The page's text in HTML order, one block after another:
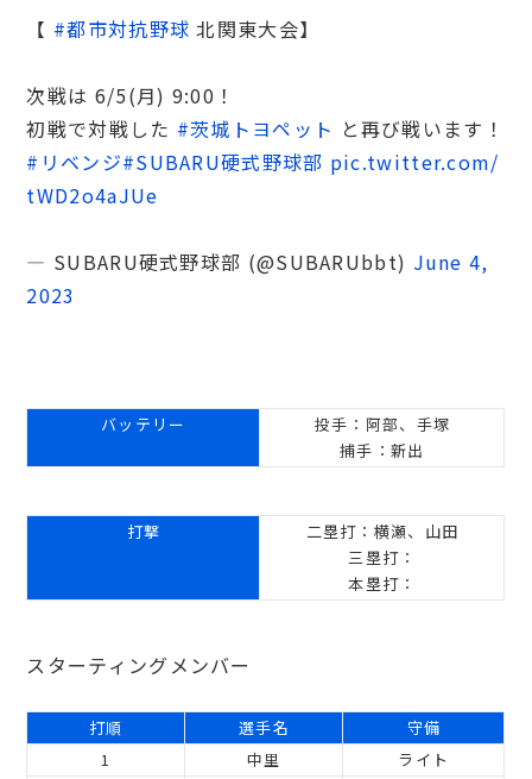
【 #都市対抗野球 北関東大会】
次戦は 6/5(月) 9:00！
初戦で対戦した #茨城トヨペット と再び戦います！
#リベンジ#SUBARU硬式野球部 pic.twitter.com/
tWD2o4aJUe
— SUBARU硬式野球部 (@SUBARUbbt) June 4,
2023
バッテリー
投手：阿部、手塚
捕手：新出
打撃
二塁打：横瀬、山田
三塁打：
本塁打：
スターティングメンバー
打順 選手名
守備
1
中里
ライト